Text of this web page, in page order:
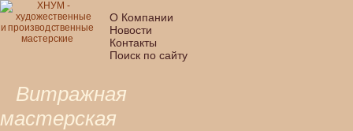
О Компании
Новости
Контакты
Поиск по сайту
Витражная
мастерская